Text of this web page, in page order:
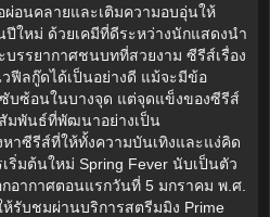
ผ่อนคลายและเติมความอบอุ่นให้
ปีใหม่ ด้วยเคมีที่ดีระหว่างนักแสดงนำ
บรรยากาศชนบทที่สวยงาม ซีรีส์เรื่อง
ลกู๊ดได้เป็นอย่างดี แม้จะมีข้อ
ซับซ้อนในบางจุด แต่จุดแข็งของซีรีส์
มพันธ์ที่พัฒนาอย่างเป็น
าซีรีส์ที่ให้ทั้งความบันเทิงและแง่คิด
ริ่มต้นใหม่ Spring Fever นับเป็นตัว
อากาศตอนแรกวันที่ 5 มกราคม พ.ศ.
รับชมผ่านบริการสตรีมมิง Prime